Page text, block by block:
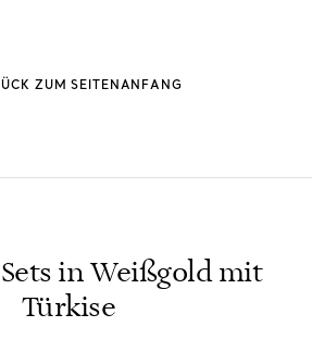
ZUM SEITENANFANG
in Weißgold mit
Türkise